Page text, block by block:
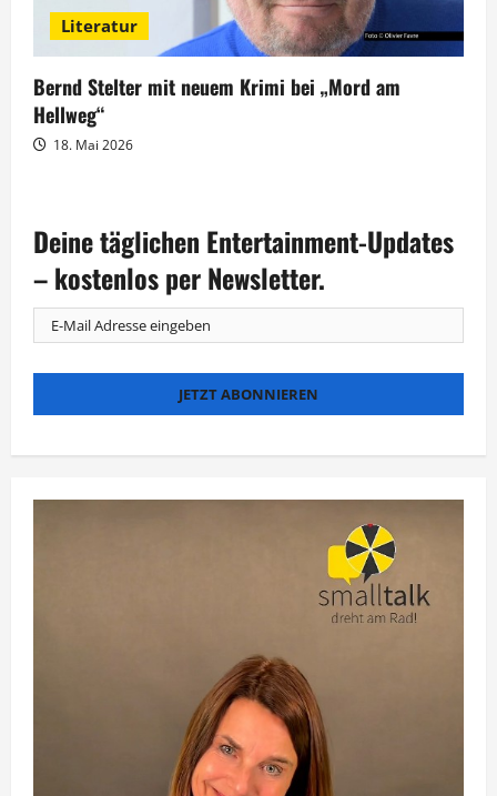
Literatur
Bernd Stelter mit neuem Krimi bei „Mord am
Hellweg“
18. Mai 2026
Deine täglichen Entertainment-Updates
– kostenlos per Newsletter.